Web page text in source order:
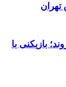
بازیکنی با